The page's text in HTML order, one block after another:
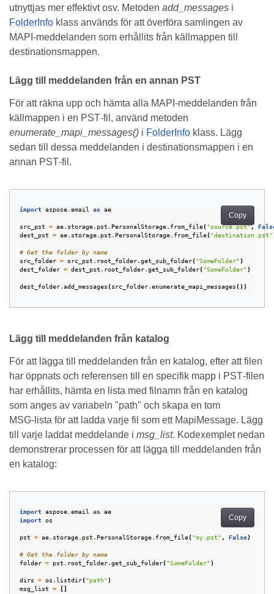
utnyttjas mer effektivt osv. Metoden add_messages i
FolderInfo klass används för att överföra samlingen av
MAPI‑meddelanden som erhållits från källmappen till
destinationsmappen.
Lägg till meddelanden från en annan PST
För att räkna upp och hämta alla MAPI‑meddelanden från
källmappen i en PST‑fil, använd metoden
enumerate_mapi_messages() i FolderInfo klass. Lägg
sedan till dessa meddelanden i destinationsmappen i en
annan PST‑fil.
Copy
import aspose.email as ae
src_pst = ae. storage. pst . PersonalStorage. from_file("source.pst",
dest_pst
= ae. storage. pst . PersonalStorage. from_file("destination.pst"
# Get the folder by name
src_folder = src_pst . root_folder.get_sub_folder("SomeFolder")
dest_folder = dest_pst . root_folder.get_sub_folder("SomeFolder")
dest_folder.add_messages(src_folder.enumerate_mapi_messages())
Lägg till meddelanden från katalog
För att lägga till meddelanden från en katalog, efter att filen
har öppnats och referensen till en specifik mapp i PST‑filen
har erhållits, hämta en lista med filnamn från en katalog
som anges av variabeln "path" och skapa en tom
MSG‑lista för att ladda varje fil som ett MapiMessage. Lägg
till varje laddat meddelande i msg_list. Kodexemplet nedan
demonstrerar processen för att lägga till meddelanden från
en katalog:
Copy
import aspose.email as ae
import os
pst = ae. storage. pst . PersonalStorage. from_file("my.pst" , False)
# Get the folder by name
folder = pst . root_folder.get_sub_folder("SomeFolder")
dirs = os .listdir("path")
msg_list
= []